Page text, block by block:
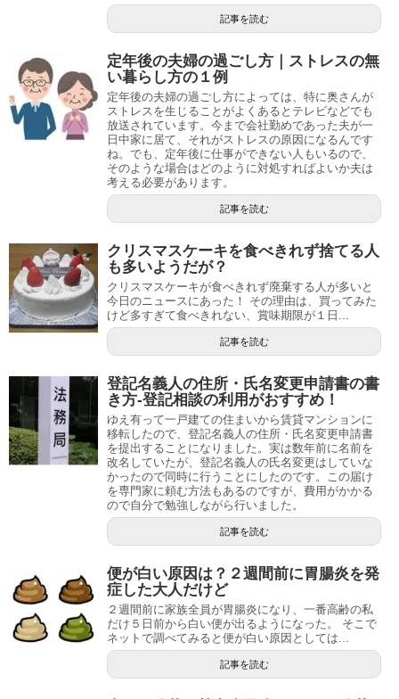
記事を読む
定年後の夫婦の過ごし方｜ストレスの無
い暮らし方の１例
定年後の夫婦の過ごし方によっては、特に奥さんが
ストレスを生じることがよくあるとテレビなどでも
放送されています。今まで会社勤めであった夫が一
日中家に居て、それがストレスの原因になるんです
ね。でも、定年後に仕事ができない人もいるので、
そのような場合はどのように対処すればよいか夫は
考える必要があります。
記事を読む
クリスマスケーキを食べきれず捨てる人
も多いようだが？
クリスマスケーキが食べきれず廃棄する人が多いと
今日のニュースにあった！ その理由は、買ってみた
けど多すぎて食べきれない、賞味期限が１日...
記事を読む
登記名義人の住所・氏名変更申請書の書
き方-登記相談の利用がおすすめ！
ゆえ有って一戸建ての住まいから賃貸マンションに
移転したので、登記名義人の住所・氏名変更申請書
を提出することになりました。実は数年前に名前を
改名していたが、登記名義人の氏名変更はしていな
かったので同時に行うことにしたのです。この届け
を専門家に頼む方法もあるのですが、費用がかかる
ので自分で勉強しながら行いました。
記事を読む
便が白い原因は？２週間前に胃腸炎を発
症した大人だけど
２週間前に家族全員が胃腸炎になり、一番高齢の私
だけ５日前から白い便が出るようになった。 そこで
ネットで調べてみると便が白い原因としては...
記事を読む